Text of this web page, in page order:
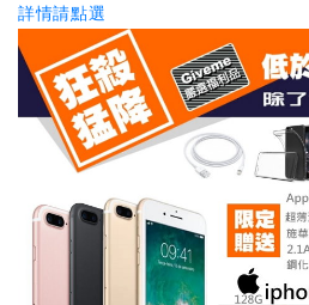
詳情請點選